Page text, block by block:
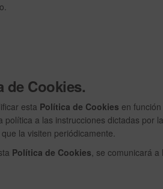
de Cookies.
esta Política de Cookies en
a las instrucciones dictadas por
la visiten periódicamente.
Política de Cookies, se comunicará a